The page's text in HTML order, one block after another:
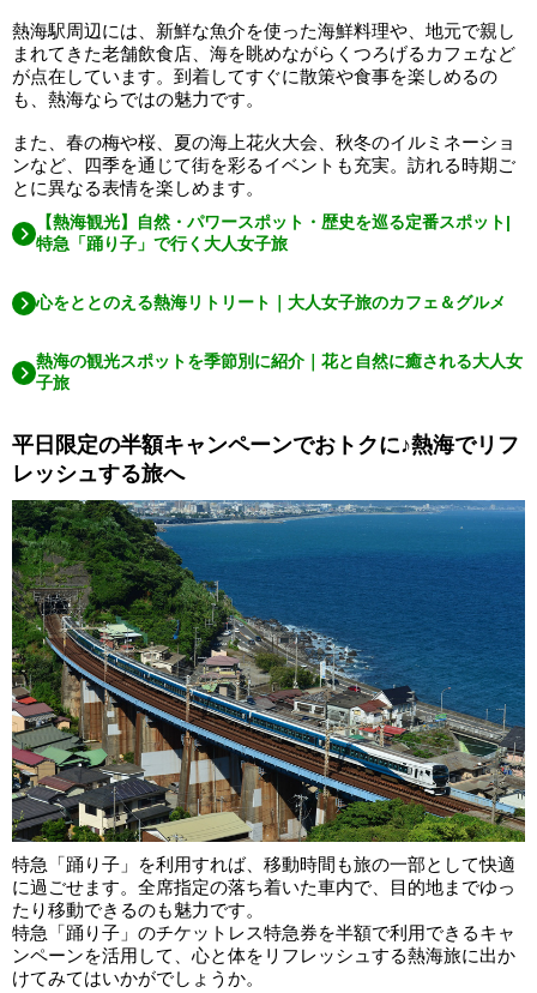
熱海駅周辺には、新鮮な魚介を使った海鮮料理や、地元で親し
まれてきた老舗飲食店、海を眺めながらくつろげるカフェなど
が点在しています。到着してすぐに散策や食事を楽しめるの
も、熱海ならではの魅力です。
また、春の梅や桜、夏の海上花火大会、秋冬のイルミネーショ
ンなど、四季を通じて街を彩るイベントも充実。訪れる時期ご
とに異なる表情を楽しめます。
【熱海観光】自然・パワースポット・歴史を巡る定番スポット|
特急「踊り子」で行く大人女子旅
心をととのえる熱海リトリート｜大人女子旅のカフェ＆グルメ
熱海の観光スポットを季節別に紹介｜花と自然に癒される大人女
子旅
平日限定の半額キャンペーンでおトクに♪熱海でリフ
レッシュする旅へ
特急「踊り子」を利用すれば、移動時間も旅の一部として快適
に過ごせます。全席指定の落ち着いた車内で、目的地までゆっ
たり移動できるのも魅力です。
特急「踊り子」のチケットレス特急券を半額で利用できるキャ
ンペーンを活用して、心と体をリフレッシュする熱海旅に出か
けてみてはいかがでしょうか。